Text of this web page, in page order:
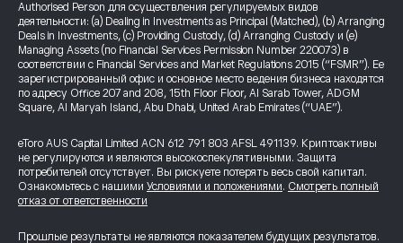
Authorised Person для осуществления регулируемых видов
деятельности: (a) Dealing in Investments as Principal (Matched), (b) Arranging
Deals in Investments, (c) Providing Custody, (d) Arranging Custody и (e)
Managing Assets (по Financial Services Permission Number 220073) в
соответствии с Financial Services and Market Regulations 2015 (“FSMR”). Ее
зарегистрированный офис и основное место ведения бизнеса находятся
по адресу Office 207 and 208, 15th Floor Floor, Al Sarab Tower, ADGM
Square, Al Maryah Island, Abu Dhabi, United Arab Emirates (“UAE”).
eToro AUS Capital Limited ACN 612 791 803 AFSL 491139. Криптоактивы
не регулируются и являются высокоспекулятивными. Защита
потребителей отсутствует. Вы рискуете потерять весь свой капитал.
Ознакомьтесь с нашими Условиями и положениями. Смотреть полный
отказ от ответственности
Прошлые результаты не являются показателем будущих результатов.